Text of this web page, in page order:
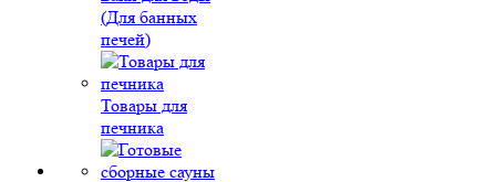
(Для банных
печей)
Товары для
печника